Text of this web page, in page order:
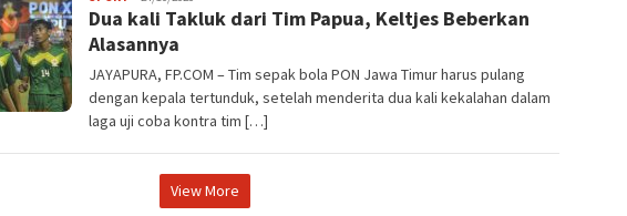
Dua kali Takluk dari Tim Papua, Keltjes Beberkan
Alasannya
JAYAPURA, FP.COM – Tim sepak bola PON Jawa Timur harus pulang
dengan kepala tertunduk, setelah menderita dua kali kekalahan dalam
laga uji coba kontra tim […]
View More